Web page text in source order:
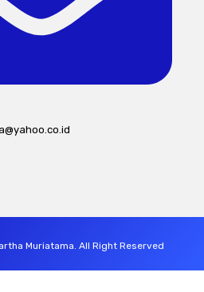
Muriatama. All Right Reserved